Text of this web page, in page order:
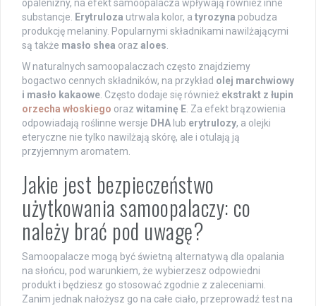
opalenizny, na efekt samoopalacza wpływają również inne
substancje.
Erytruloza utrwala kolor, a tyrozyna pobudza
produkcję melaniny. Popularnymi składnikami nawilżającymi
są także masło shea oraz aloes
W naturalnych samoopalaczach często znajdziemy
bogactwo cennych składników, na przykład olej marchwiowy
i masło kakaowe . Często dodaje się również ekstrakt z łupin
orzecha włoskiego oraz witaminę E . Za efekt brązowienia
odpowiadają roślinne wersje DHA lub erytrulozy, a olejki
eteryczne nie tylko nawilżają skórę, ale i otulają ją
przyjemnym aromatem.
Jakie jest bezpieczeństwo
użytkowania samoopalaczy: co
należy brać pod uwagę?
Samoopalacze mogą być świetną alternatywą dla opalania
na słońcu, pod warunkiem, że wybierzesz odpowiedni
produkt i będziesz go stosować zgodnie z zaleceniami.
Zanim jednak nałożysz go na całe ciało, przeprowadź test na